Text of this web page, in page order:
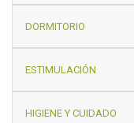
DORMITORIO
ESTIMULACIÓN
HIGIENE Y CUIDADO